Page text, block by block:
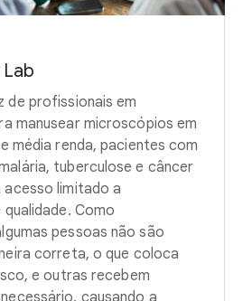
de profissionais em
manusear microscópios em
média renda, pacientes com
tuberculose e câncer
limitado a
Como
pessoas não são
correta, o que coloca
e outras recebem
causando a